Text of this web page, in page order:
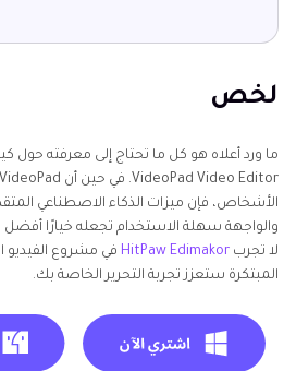
لخص
ما ورد أعلاه هو كل ما تحتاج إلى معرفته حول
والواجهة سهلة الاستخدام تجعله خيارًا أفضل
لا تجرب HitPaw Edimakor في مشروع الفيديو
المبتكرة ستعزز تجربة التحرير الخاصة بك.